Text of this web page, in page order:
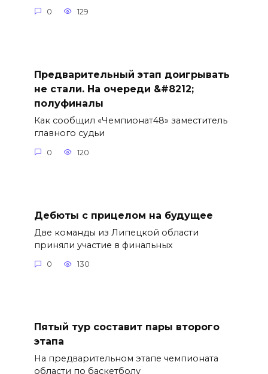
0 129
Предварительный этап доигрывать
не стали. На очереди &#8212;
полуфиналы
Как сообщил «Чемпионат48» заместитель
главного судьи
0 120
Дебюты с прицелом на будущее
Две команды из Липецкой области
приняли участие в финальных
0 130
Пятый тур составит пары второго
этапа
На предварительном этапе чемпионата
области по баскетболу